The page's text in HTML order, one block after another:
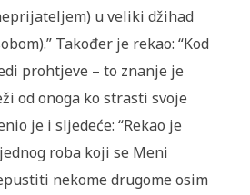
u veliki džihad
Također je rekao: “Kod
prohtjeve – to znanje je
od onoga ko strasti svoje
je i sljedeće: “Rekao je
roba koji se Meni
nekome drugome osim